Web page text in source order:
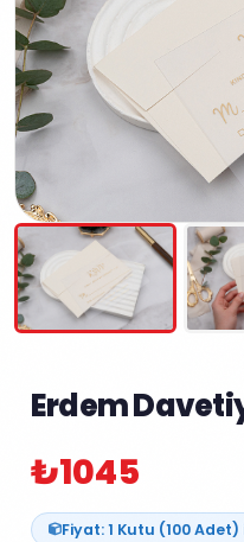
Erdem
₺1045
Fiyat: 1 Kutu (100 Adet)